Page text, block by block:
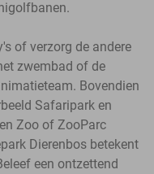
of verzorg de andere
zwembad of de
Bovendien
Safaripark en
Zoo of ZooParc
Dierenbos betekent
een ontzettend